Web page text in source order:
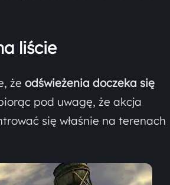
liście
że odświeżenia doczeka się
pod uwagę, że akcja
się właśnie na terenach